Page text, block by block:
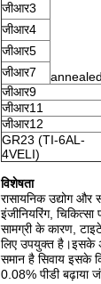
annealed
जीआर3
जीआर4
जीआर5
जीआर7
जीआर9
जीआर11
जीआर12
GR23 (TI-6AL-
4VELI)
विशेषता
रासायनिक उद्योग
इंजीनियरिंग,
सामग्री के कारण,
लिए उपयुक्त है।इसके
समान है सिवाय इसके
0.08% पीडी बढ़ाया